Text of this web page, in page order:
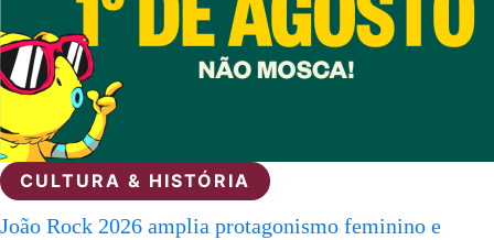
CULTURA & HISTÓRIA
João Rock 2026 amplia protagonismo feminino e